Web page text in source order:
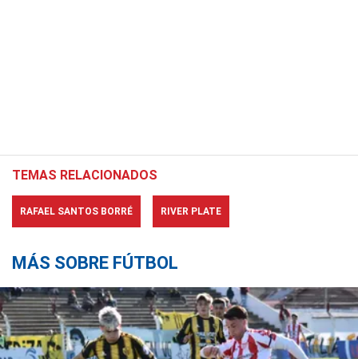
TEMAS RELACIONADOS
RAFAEL SANTOS BORRÉ RIVER PLATE
MÁS SOBRE FÚTBOL